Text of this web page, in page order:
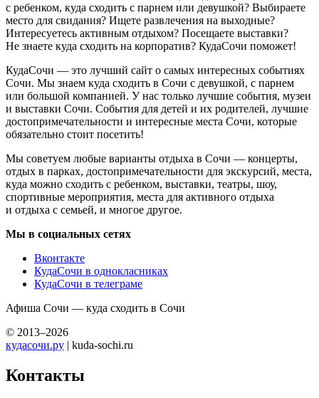
с ребенком, куда сходить с парнем или девушкой? Выбираете
место для свидания? Ищете развлечения на выходные?
Интересуетесь активным отдыхом? Посещаете выставки?
Не знаете куда сходить на корпоратив? КудаСочи поможет!
КудаСочи — это лучший сайт о самых интересных событиях
Сочи. Мы знаем куда сходить в Сочи с девушкой, с парнем
или большой компанией. У нас только лучшие события, музеи
и выставки Сочи. События для детей и их родителей, лучшие
достопримечательности и интересные места Сочи, которые
обязательно стоит посетить!
Мы советуем любые варианты отдыха в Сочи — концерты,
отдых в парках, достопримечательности для экскурсий, места,
куда можно сходить с ребенком, выставки, театры, шоу,
спортивные мероприятия, места для активного отдыха
и отдыха с семьей, и многое другое.
Мы в социальных сетях
Вконтакте
КудаСочи в однокласниках
КудаСочи в телеграме
Афиша Сочи — куда сходить в Сочи
© 2013–2026
кудасочи.ру | kuda-sochi.ru
Контакты